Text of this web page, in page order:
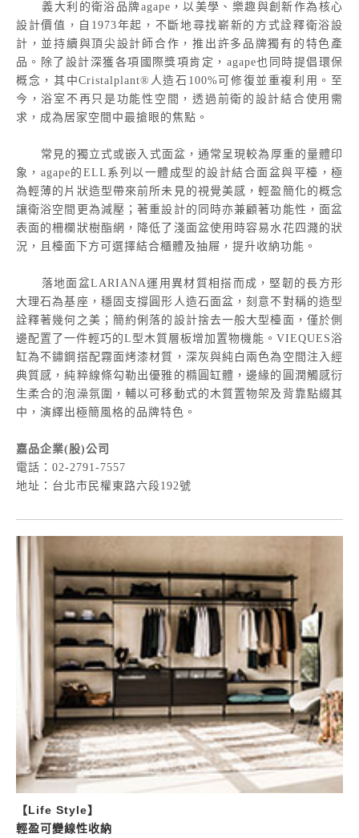
義大利的衛浴品牌agape，以美學、樂趣與創新作為核心
設計價值，自1973年起，不斷地尋找嶄新的方式詮釋衛浴設
計，並持續與頂尖設計師合作，推出許多品牌獨有的特色產
品。除了設計深獲各項國際獎項肯定，agape也同時提倡環保
概念，其中Cristalplant®人造石100%可修復並重複利用。至
今，浴室不再只是功能性空間，透過前衛的設計結合使用需
求，成為居家空間中最搶眼的焦點。
常見的獨立式或嵌入式面盆，通常呈現較為厚重的量體印
象，agape的ELL系列以一體成型的設計結合面盆與平檯，極
為輕薄的片狀造型帶來前所未見的視覺美感，輕盈簡化的概念
讓衛浴空間更為減壓；著重設計的同時亦兼顧著功能性，面盆
表面的柵欄狀樹酯網，降低了淺面盆使用時容易水花四濺的狀
況，且檯面下方可選擇結合櫃體及抽屜，提升收納功能。
落地面盆LARIANA運用異材質相搭而成，堅韌的長方形
大理石為基座，穩固支撐圓形人造石面盆，刻意不對稱的造型
詮釋著幾何之美；簡約俐落的設計捨去一般大型檯面，僅於側
邊配置了一件輕巧的L型木質層板增加置物機能。VIEQUES浴
缸為不鏽鋼搭配霧面烤漆材質，深灰與純白兩色為空間注入經
典質感，純粹線條勾勒出優雅的橢圓缸體，邊緣的圓潤觸感衍
生柔合的泡澡氛圍，輔以可移動式的木質置物架及背靠點綴其
中，演繹出極簡風格的品牌特色。
嘉品企業(股)公司
電話：02-2791-7557
地址：台北市民權東路六段192號
【Life Style】
輕盈可變線性收納